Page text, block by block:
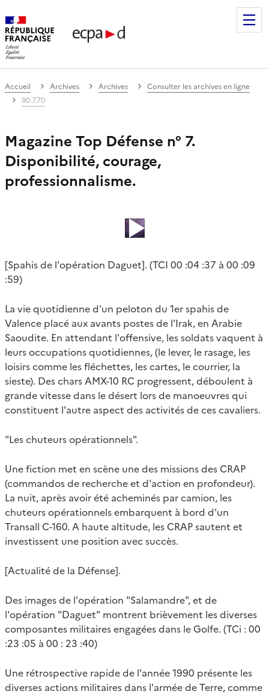
de communication et de production
Accueil Archives Archives
Consulter les archives en ligne
90.7.70
Magazine Top Défense n° 7.
Disponibilité, courage,
professionnalisme.
[Spahis de l'opération Daguet]. (TCI 00 :04 :37 à 00 :09
:59)
La vie quotidienne d'un peloton du 1er spahis de
Valence placé aux avants postes de l'Irak, en Arabie
Saoudite. En attendant l'offensive, les soldats vaquent à
leurs occupations quotidiennes, (le lever, le rasage, les
loisirs comme les fléchettes, les cartes, le courrier, la
sieste). Des chars AMX-10 RC progressent, déboulent à
grande vitesse dans le désert lors de manoeuvres qui
constituent l'autre aspect des activités de ces cavaliers.
"Les chuteurs opérationnels".
Une fiction met en scène une des missions des CRAP
(commandos de recherche et d'action en profondeur).
La nuit, après avoir été acheminés par camion, les
chuteurs opérationnels embarquent à bord d'un
Transall C-160. A haute altitude, les CRAP sautent et
investissent une position avec succès.
[Actualité de la Défense].
Des images de l'opération "Salamandre", et de
l'opération "Daguet" montrent brièvement les diverses
composantes militaires engagées dans le Golfe. (TCi : 00
:23 :05 à 00 : 23 :40)
Une rétrospective rapide de l'année 1990 présente les
diverses actions militaires dans l'armée de Terre, comme